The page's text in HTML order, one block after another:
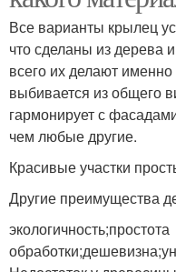
Все варианты крылец
что сделаны из дерева
всего их делают
выбивается из общего
гармонирует с
чем любые другие.
Красивые участки
Другие преимущества
экологичность;простота